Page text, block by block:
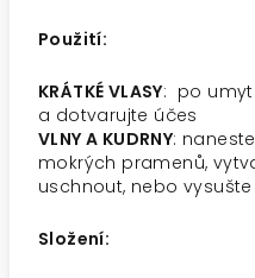
Použití:
KRÁTKÉ VLASY: po
a dotvarujte účes
VLNY A KUDRNY:
mokrých pramenů,
uschnout, nebo
Složení: